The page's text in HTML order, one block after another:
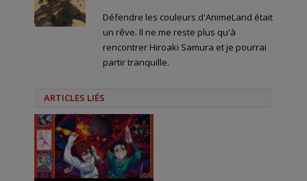
Défendre les couleurs d'AnimeLand était
un rêve. Il ne me reste plus qu'à
rencontrer Hiroaki Samura et je pourrai
partir tranquille.
ARTICLES LIÉS